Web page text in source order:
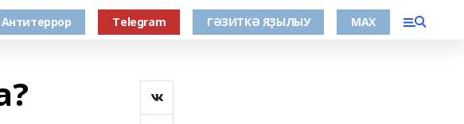
Антитеррор Тelegram ГӘЗИТКӘ ЯҘЫЛЫУ МАХ